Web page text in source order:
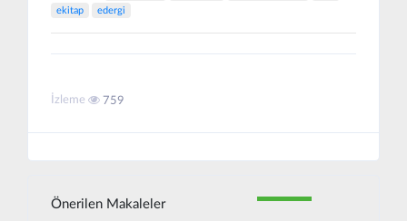
ekitap
edergi
İzleme 759
Önerilen Makaleler